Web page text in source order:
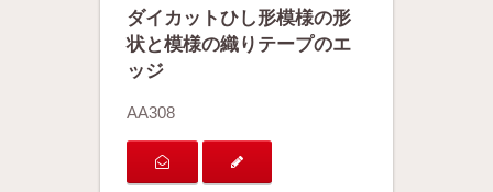
ダイカットひし形模様の形
状と模様の織りテープのエ
ッジ
AA308